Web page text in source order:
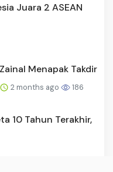
Juara 2 ASEAN
Zainal Menapak Takdir
2 months ago 186
10 Tahun Terakhir,